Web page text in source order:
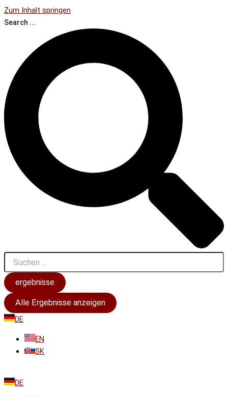
Zum Inhalt springen
Search ...
ergebnisse
Alle Ergebnisse anzeigen
DE
EN
SK
DE